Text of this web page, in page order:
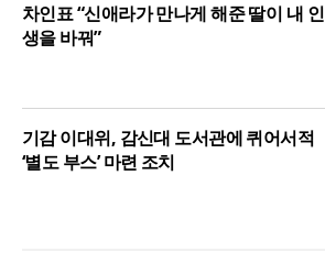
차인표 “신애라가 만나게 해준 딸이 내 인
생을 바꿔”
기감 이대위, 감신대 도서관에 퀴어서적
‘별도 부스’ 마련 조치